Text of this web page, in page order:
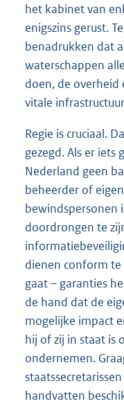
het kabinet van
enigszins gerust.
benadrukken dat
waterschappen
doen, de overheid
vitale
Regie is cruciaal.
gezegd. Als er iets
Nederland geen
beheerder of
bewindspersonen
doordrongen te
dienen conform
gaat – garanties
de hand dat de
mogelijke impact
hij of zij in staat is
ondernemen.
handvatten